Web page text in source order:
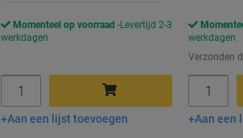
Momenteel op voorraad
Levertijd 2-3
werkdagen
In winkelwagen
Aan een lijst toevoegen
werkdagen
Verzonden
Aan een